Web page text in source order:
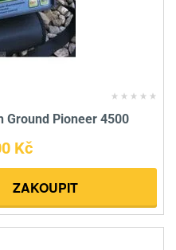
Ground Pioneer 4500
Kč
ZAKOUPIT